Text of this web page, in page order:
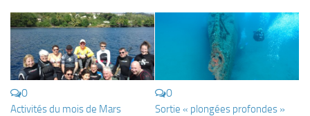
Formations
Jeune plongeur
Plongeur N1
Plongeur N2
Plongeur N3
0
Activités du mois de Mars
0
Sortie « plongées profondes »